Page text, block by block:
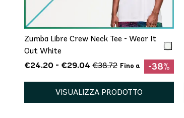
XL/XXL
Zumba Libre Crew Neck Tee - Wear It
Out White
€24.20 - €29.04 €38.72 Fino a -38%
VISUALIZZA PRODOTTO